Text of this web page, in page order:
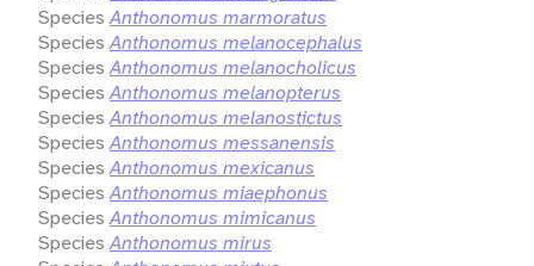
Species Anthonomus marmoratus
Species Anthonomus melanocephalus
Species Anthonomus melanocholicus
Species Anthonomus melanopterus
Species Anthonomus melanostictus
Species Anthonomus messanensis
Species Anthonomus mexicanus
Species Anthonomus miaephonus
Species Anthonomus mimicanus
Species Anthonomus mirus